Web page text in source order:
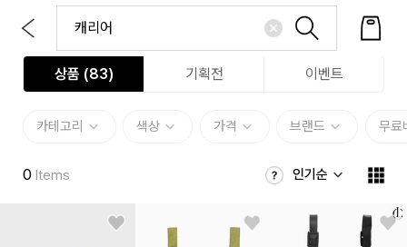
상품 (83) 기획전 이벤트
카테고리 색상 가격 브랜드 무료
0 Items 인기순